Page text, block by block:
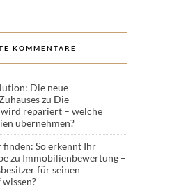
KOMMENTARE
Die neue
zu Die
repariert – welche
übernehmen?
So erkennt Ihr
zu Immobilienbewertung –
für seinen